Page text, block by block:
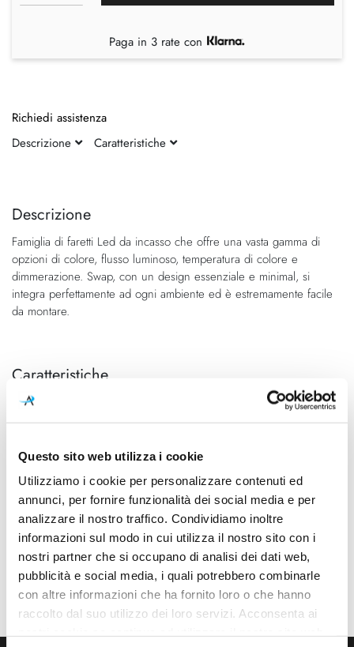
Questo sito web utilizza i cookie
Utilizziamo i cookie per personalizzare contenuti ed
annunci, per fornire funzionalità dei social media e per
analizzare il nostro traffico. Condividiamo inoltre
informazioni sul modo in cui utilizza il nostro sito con i
nostri partner che si occupano di analisi dei dati web,
pubblicità e social media, i quali potrebbero combinarle
con altre informazioni che ha fornito loro o che hanno
raccolto dal suo utilizzo dei loro servizi. Acconsenta ai
fine
galleria
di
immagini
della
di
immagini
Descrizione
Famiglia di faretti Led da incasso che offre una vasta gamma di
opzioni di colore, flusso luminoso, temperatura di colore e
dimmerazione. Swap, con un design essenziale e minimal, si
integra perfettamente ad ogni ambiente ed è estremamente facile
da montare.
Caratteristiche
Cod.Art.
A2124211Z
3000K
Dimensioni
minimo incasso 120mm)
Sorgente luminosa
Potenza e attacco
7W - 3000K - 910Lm - CRI90
Dimmerazione
On/Off
Classe energetica
A++, A+, A
Mpn
A2124211Z
Paga in 3 rate con
Richiedi assistenza
Descrizione
Caratteristiche